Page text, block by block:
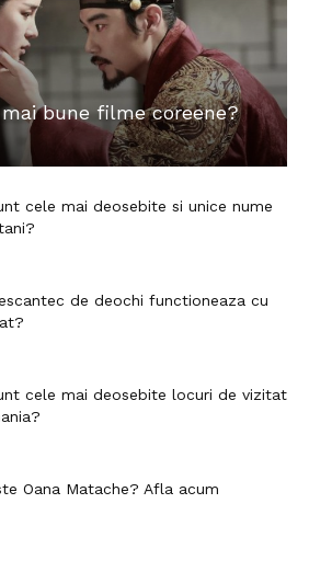
bune filme coreene?
cele mai deosebite si unice nume
de deochi functioneaza cu
cele mai deosebite locuri de vizitat
Oana Matache? Afla acum